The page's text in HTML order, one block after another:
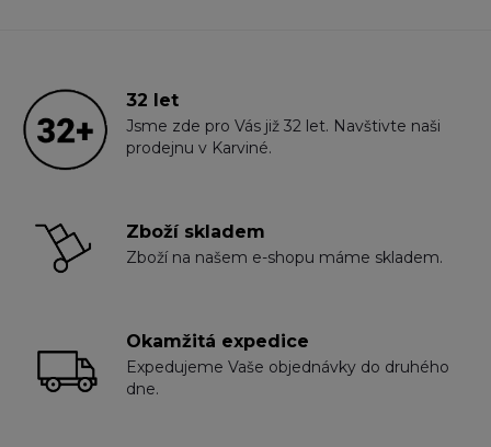
32 let
Jsme zde pro Vás již 32 let. Navštivte naši
prodejnu v Karviné.
Zboží skladem
Zboží na našem e-shopu máme skladem.
Okamžitá expedice
Expedujeme Vaše objednávky do druhého
dne.